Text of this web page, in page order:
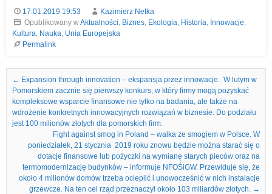
17.01.2019 19:53
Kazimierz Netka
Opublikowany wAktualności, Biznes, Ekologia, Historia, Innowacje,
Kultura, Nauka, Unia Europejska
Permalink
Nawigacja we wpisach
← Expansion through innovation – ekspansja przez innowacje. W lutym w
Pomorskiem zacznie się pierwszy konkurs, w który firmy mogą pozyskać
kompleksowe wsparcie finansowe nie tylko na badania, ale także na
wdrożenie konkretnych innowacyjnych rozwiązań w biznesie. Do podziału
jest 100 milionów złotych dla pomorskich firm.
Fight against smog in Poland – walka ze smogiem w Polsce. W
poniedziałek, 21 stycznia 2019 roku znowu będzie można starać się o
dotacje finansowe lub pożyczki na wymianę starych pieców oraz na
termomodernizację budynków – informuje NFOŚiGW. Przewiduje się, że
około 4 milionów domów trzeba ocieplić i unowocześnić w nich instalacje
grzewcze. Na ten cel rząd przeznaczył około 103 miliardów złotych. →